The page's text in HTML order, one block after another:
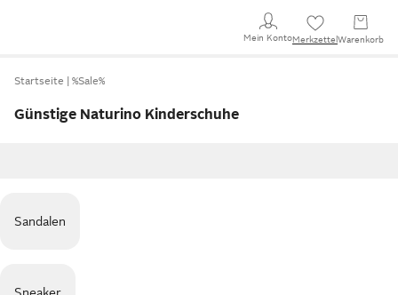
Mein KontoMerkzettel Warenkorb
Startseite %Sale%
Günstige Naturino Kinderschuhe
Sandalen